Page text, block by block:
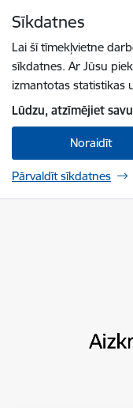
Sīkdatnes
Lai šī tīmekļvietne
sīkdatnes. Ar Jūsu
izmantotas statistikas
Lūdzu, atzīmējiet
Noraidīt
Pārvaldīt sīkdatnes